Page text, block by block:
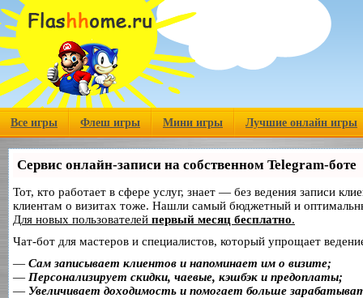
Все игры Флеш игры Мини игры Лучшие онлайн игры
Сервис онлайн-записи на собственном Telegram-боте
Тот, кто работает в сфере услуг, знает — без ведения записи
клиентам о визитах тоже. Нашли самый бюджетный и
Для новых пользователей первый месяц бесплатно.
Чат-бот для мастеров и специалистов, который упрощает
— Сам записывает клиентов и напоминает им о визите;
— Персонализирует скидки, чаевые, кэшбэк и предоплаты;
— Увеличивает доходимость и помогает больше